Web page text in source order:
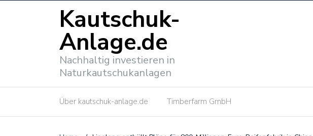
Kautschuk-
Anlage.de
Nachhaltig investieren in
Naturkautschukanlagen
Über kautschuk-anlage.de Timberfarm GmbH